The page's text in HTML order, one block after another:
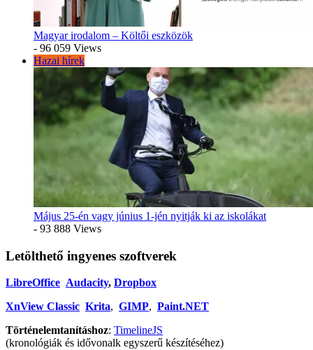
Magyar irodalom – Költői eszközök
- 96 059 Views
Hazai hírek
Május 25-én vagy június 1-jén nyitják ki az iskolákat
- 93 888 Views
Letölthető ingyenes szoftverek
LibreOffice Audacity, Dropbox
XnView Classic Krita, GIMP, Paint.NET
Történelemtanításhoz: TimelineJS
(kronológiák és idővonalk egyszerű készítéséhez)